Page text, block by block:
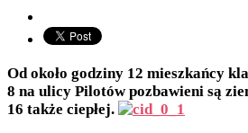
Od około godziny 12 mieszkańcy
8 na ulicy Pilotów pozbawieni są
16 także ciepłej.